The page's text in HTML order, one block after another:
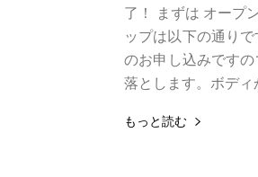
了！ まずは オープ
ップは以下の通り
のお申し込みです
落とします。ボディ
もっと読む